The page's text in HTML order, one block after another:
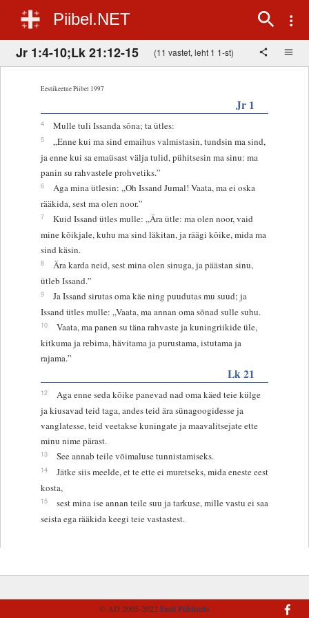
Piibel.NET
Jr 1:4-10;Lk 21:12-15 (11 vastet, leht 1 1-st)
Eestikeelne Piibel 1997
Jr 1
4 Mulle tuli Issanda sõna; ta ütles:
5
„Enne kui ma sind emaihus valmistasin, tundsin ma sind,
ja enne kui sa emaüsast välja tulid, pühitsesin ma sinu: ma
panin su rahvastele prohvetiks.”
6
Aga mina ütlesin: „Oh Issand Jumal! Vaata, ma ei oska
rääkida, sest ma olen noor.”
7
Kuid Issand ütles mulle: „Ära ütle: ma olen noor, vaid
mine kõikjale, kuhu ma sind läkitan, ja räägi kõike, mida ma
sind käsin.
8
Ära karda neid, sest mina olen sinuga, ja päästan sinu,
ütleb Issand.”
9
Ja Issand sirutas oma käe ning puudutas mu suud; ja
Issand ütles mulle: „Vaata, ma annan oma sõnad sulle suhu.
10
Vaata, ma panen su täna rahvaste ja kuningriikide üle,
kitkuma ja rebima, hävitama ja purustama, istutama ja
rajama.”
Lk 21
12
Aga enne seda kõike panevad nad oma käed teie külge
ja kiusavad teid taga, andes teid ära sünagoogidesse ja
vanglatesse, teid veetakse kuningate ja maavalitsejate ette
minu nime pärast.
13 See annab teile võimaluse tunnistamiseks.
14
Jätke siis meelde, et te ette ei muretseks, mida eneste eest
kosta,
15
sest mina ise annan teile suu ja tarkuse, mille vastu ei saa
seista ega rääkida keegi teie vastastest.
© AD 2005-2022Eesti Piibliselts